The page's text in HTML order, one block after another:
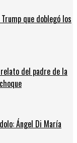
que doblegó los
del padre de la
Ángel Di María